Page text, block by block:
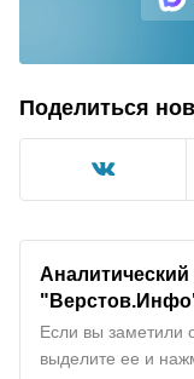
Поделиться
Аналитический
"Верстов.Инфо
Если вы заметили
выделите ее и